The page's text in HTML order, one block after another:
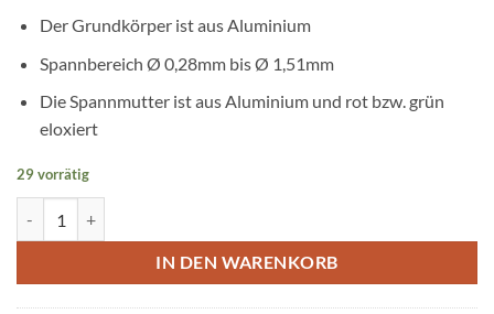
Der Grundkörper ist aus Aluminium
Spannbereich Ø 0,28mm bis Ø 1,51mm
Die Spannmutter ist aus Aluminium und rot bzw. grün
eloxiert
29 vorrätig
IN DEN WARENKORB